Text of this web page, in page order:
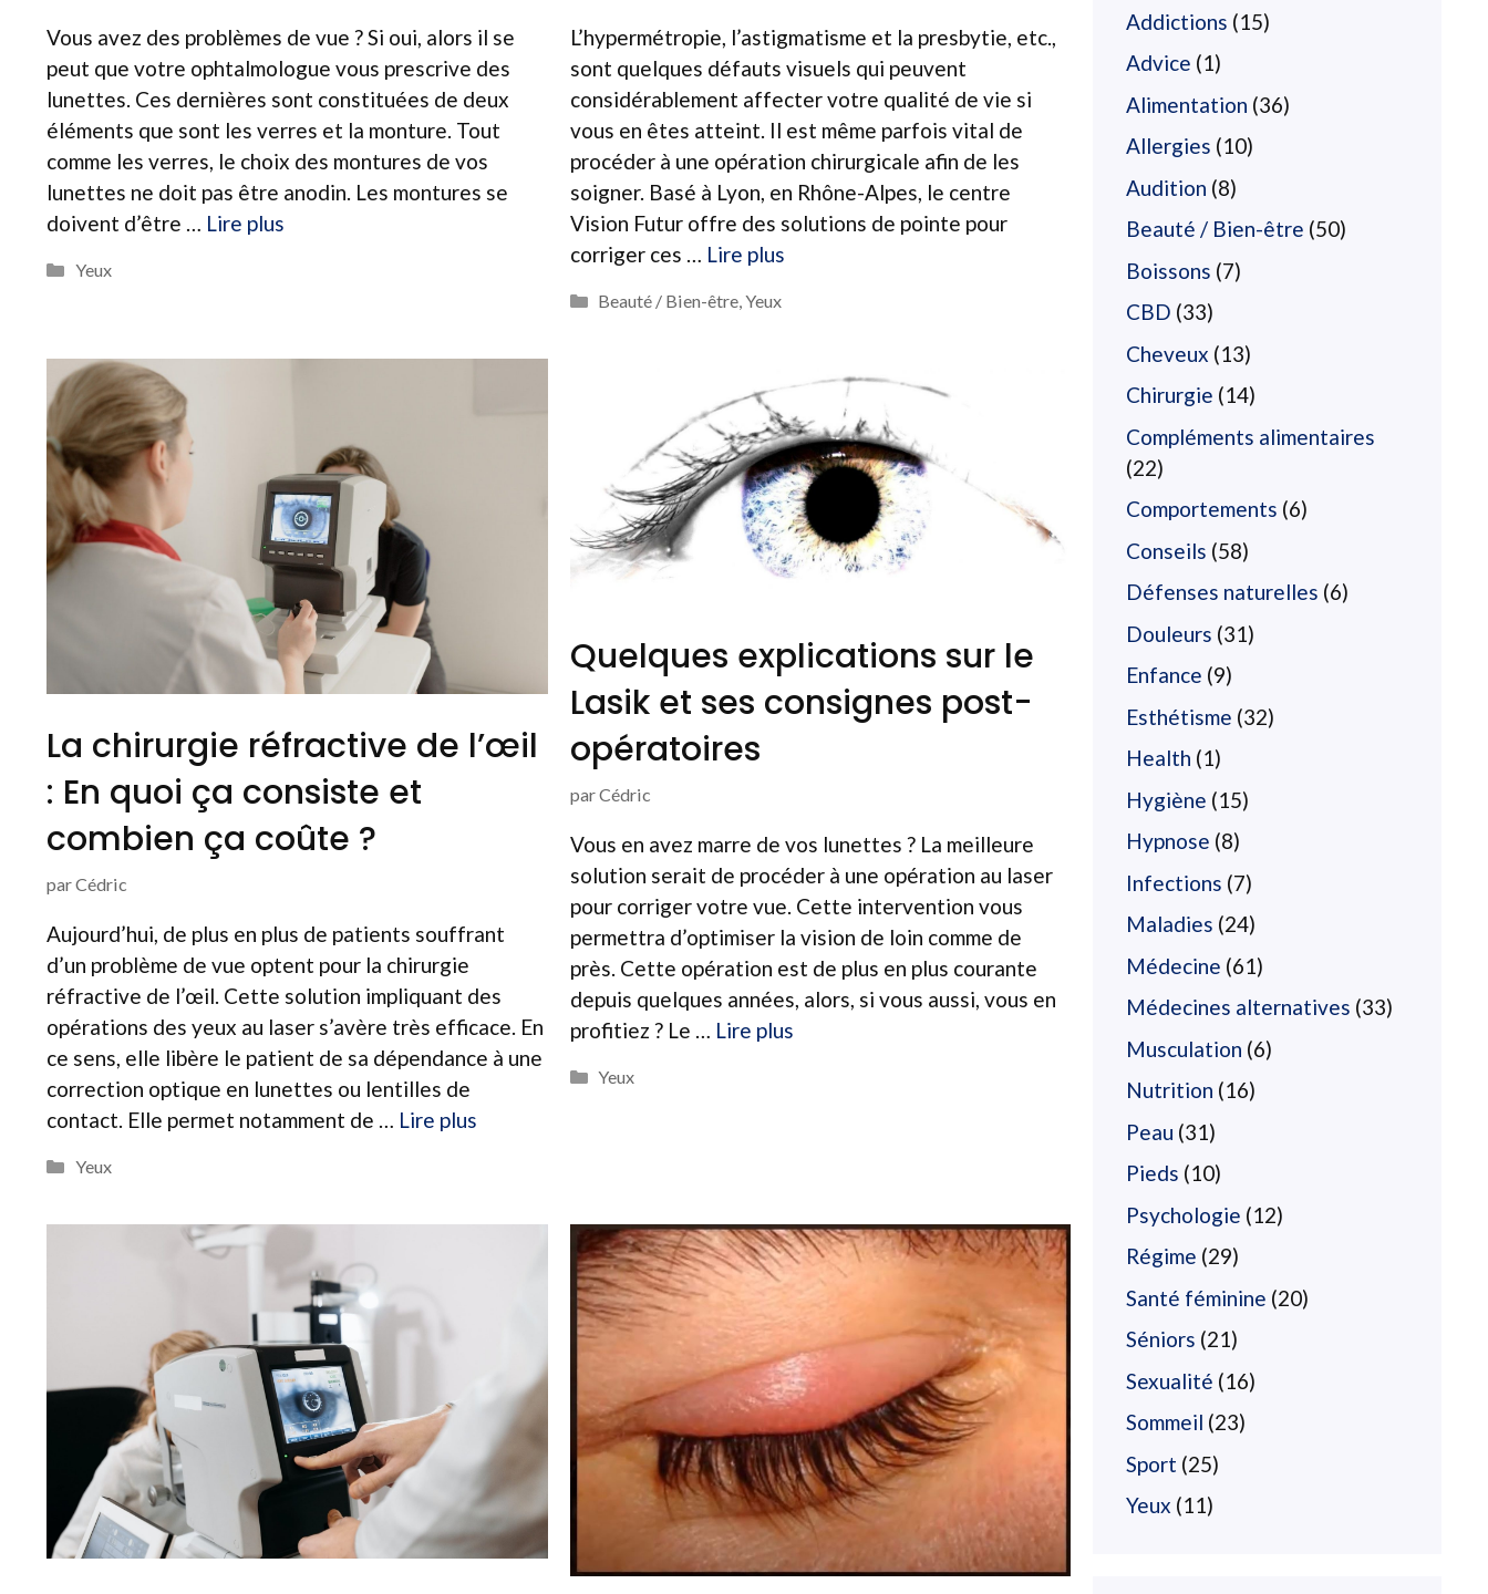
Vous avez des problèmes de vue ? Si oui, alors il se
peut que votre ophtalmologue vous prescrive des
lunettes. Ces dernières sont constituées de deux
éléments que sont les verres et la monture. Tout
comme les verres, le choix des montures de vos
lunettes ne doit pas être anodin. Les montures se
doivent d’être … Lire plus
Catégories
Yeux
L’hypermétropie, l’astigmatisme et la presbytie, etc.,
sont quelques défauts visuels qui peuvent
considérablement affecter votre qualité de vie si
vous en êtes atteint. Il est même parfois vital de
procéder à une opération chirurgicale afin de les
soigner. Basé à Lyon, en Rhône-Alpes, le centre
Vision Futur offre des solutions de pointe pour
corriger ces … Lire plus
Catégories
Beauté / Bien-être,Yeux
La chirurgie réfractive de l’œil
: En quoi ça consiste et
combien ça coûte ?
parCédric
Aujourd’hui, de plus en plus de patients souffrant
d’un problème de vue optent pour la chirurgie
réfractive de l’œil. Cette solution impliquant des
opérations des yeux au laser s’avère très efficace. En
ce sens, elle libère le patient de sa dépendance à une
correction optique en lunettes ou lentilles de
contact. Elle permet notamment de … Lire plus
Catégories
Yeux
Quelques explications sur le
Lasik et ses consignes post-
opératoires
parCédric
Vous en avez marre de vos lunettes ? La meilleure
solution serait de procéder à une opération au laser
pour corriger votre vue. Cette intervention vous
permettra d’optimiser la vision de loin comme de
près. Cette opération est de plus en plus courante
depuis quelques années, alors, si vous aussi, vous en
profitiez ? Le … Lire plus
Catégories
Yeux
Addictions (15)
Advice (1)
Alimentation (36)
Allergies (10)
Audition (8)
Beauté / Bien-être (50)
Boissons (7)
CBD (33)
Cheveux (13)
Chirurgie (14)
Compléments alimentaires
(22)
Comportements (6)
Conseils (58)
Défenses naturelles (6)
Douleurs (31)
Enfance (9)
Esthétisme (32)
Health (1)
Hygiène (15)
Hypnose (8)
Infections (7)
Maladies (24)
Médecine (61)
Médecines alternatives (33)
Musculation (6)
Nutrition (16)
Peau (31)
Pieds (10)
Psychologie (12)
Régime (29)
Santé féminine (20)
Séniors (21)
Sexualité (16)
Sommeil (23)
Sport (25)
Yeux (11)